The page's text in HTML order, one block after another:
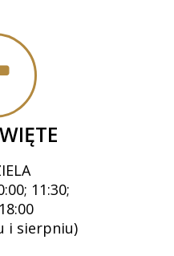
11:30;
i sierpniu)